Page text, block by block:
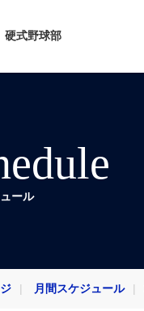
硬式野球部
ール
月間スケジュール